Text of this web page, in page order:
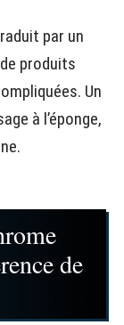
par un
produits
Un
à l’éponge,
de